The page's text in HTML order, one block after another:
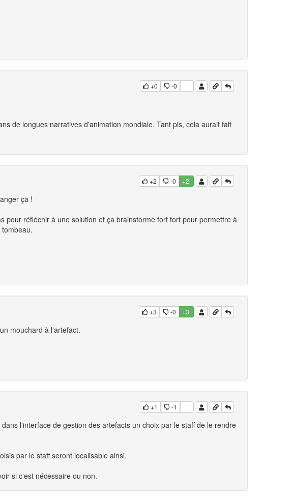
+0 -0
de longues narratives d'animation mondiale. Tant pis, cela aurait fait
+2 -0 +2
ça !
pour réfléchir à une solution et ça brainstorme fort fort pour permettre à
+3 -0 +3
mouchard à l'artefact.
+1 -1
l'interface de gestion des artefacts un choix par le staff de le rendre
par le staff seront localisable ainsi.
si c'est nécessaire ou non.